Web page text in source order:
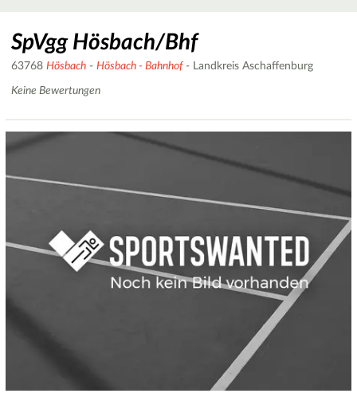
SpVgg Hösbach/Bhf
63768 Hösbach - Hösbach - Bahnhof- Landkreis Aschaffenburg
Keine Bewertungen